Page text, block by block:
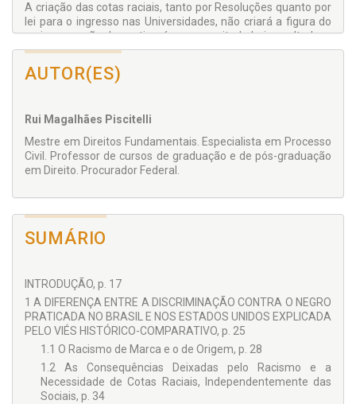
A criação das cotas raciais, tanto por Resoluções quanto por
lei para o ingresso nas Universidades, não criará a figura do
racismo, senão descortinará sua magnitude hoje ocultada e,
tendo como um dos cuidados a fixação de um prazo para a
vigência de tal política pública, esperam-se resultados
consistentes de maior acesso dos negros nas universidades
AUTOR(ES)
Rui Magalhães Piscitelli
Mestre em Direitos Fundamentais. Especialista em Processo
Civil. Professor de cursos de graduação e de pós-graduação
em Direito. Procurador Federal.
SUMÁRIO
INTRODUÇÃO, p. 17
1 A DIFERENÇA ENTRE A DISCRIMINAÇÃO CONTRA O NEGRO
PRATICADA NO BRASIL E NOS ESTADOS UNIDOS EXPLICADA
PELO VIÉS HISTÓRICO-COMPARATIVO, p. 25
1.1 O Racismo de Marca e o de Origem, p. 28
1.2 As Consequências Deixadas pelo Racismo e a
Necessidade de Cotas Raciais, Independentemente das
Sociais, p. 34